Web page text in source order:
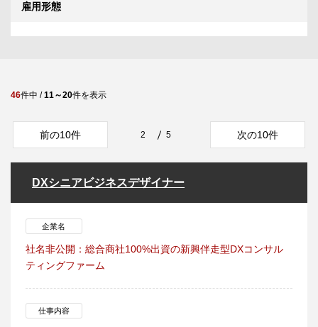
雇用形態
46件中 /11～20件を表示
前の10件 2 5 次の10件
DXシニアビジネスデザイナー
企業名
社名非公開：総合商社100%出資の新興伴走型DXコンサル
ティングファーム
仕事内容